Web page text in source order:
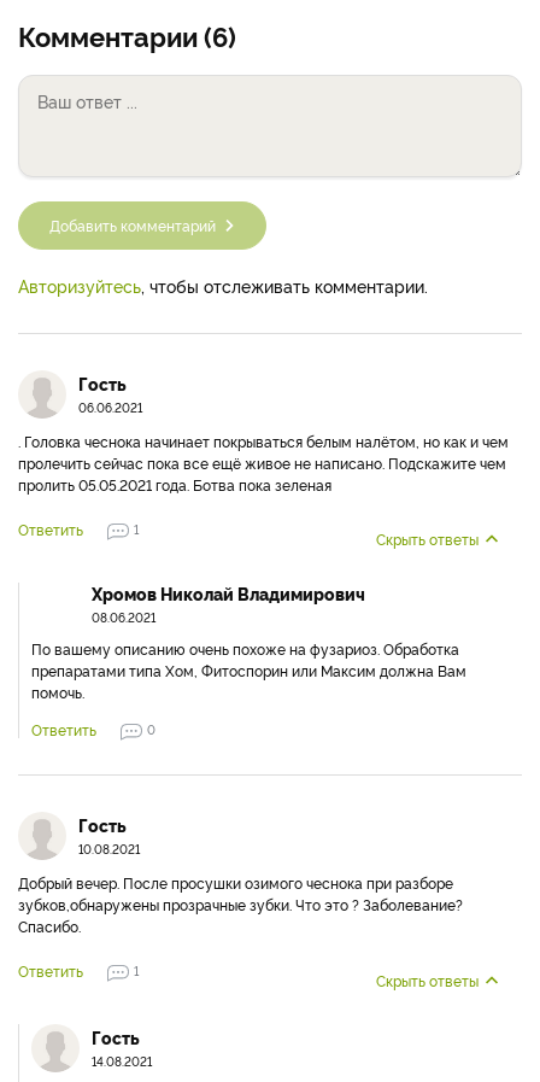
Комментарии (6)
Добавить комментарий
Авторизуйтесь , чтобы отслеживать комментарии.
Гость
06.06.2021
. Головка чеснока начинает покрываться белым налётом, но как и чем
пролечить сейчас пока все ещё живое не написано. Подскажите чем
пролить 05.05.2021 года. Ботва пока зеленая
Ответить 1 Скрыть ответы
Хромов Николай Владимирович
08.06.2021
По вашему описанию очень похоже на фузариоз. Обработка
препаратами типа Хом, Фитоспорин или Максим должна Вам
помочь.
Ответить
0
Гость
10.08.2021
Добрый вечер. После просушки озимого чеснока при разборе
зубков,обнаружены прозрачные зубки. Что это ? Заболевание?
Спасибо.
Ответить 1 Скрыть ответы
Гость
14.08.2021